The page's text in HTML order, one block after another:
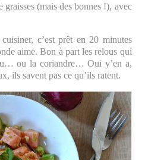
graisses (mais des bonnes !), avec
c’est prêt en 20 minutes
aime. Bon à part les relous qui
ou la coriandre… Oui y’en a,
ils savent pas ce qu’ils ratent.